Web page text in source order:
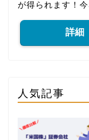
が得られます！
詳細
人気記事